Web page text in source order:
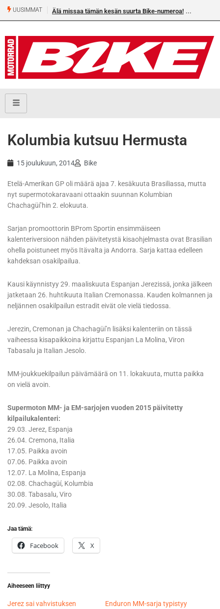
UUSIMMAT Älä missaa tämän kesän suurta Bike-numeroa!
Kolumbia kutsuu Hermusta
15 joulukuun, 2014 Bike
Etelä-Amerikan GP oli määrä ajaa 7. kesäkuuta Brasiliassa, mutta
nyt supermotokaravaani ottaakin suunnan Kolumbian
Chachagüí’hin 2. elokuuta.
Sarjan promoottorin BProm Sportin ensimmäiseen
kalenteriversioon nähden päivitetystä kisaohjelmasta ovat Brasilian
ohella poistuneet myös Itävalta ja Andorra. Sarja kattaa edelleen
kahdeksan osakilpailua.
Kausi käynnistyy 29. maaliskuuta Espanjan Jerezissä, jonka jälkeen
jatketaan 26. huhtikuuta Italian Cremonassa. Kauden kolmannen ja
neljännen osakilpailun estradit eivät ole vielä tiedossa.
Jerezin, Cremonan ja Chachagüí’n lisäksi kalenteriin on tässä
vaiheessa kisapaikkoina kirjattu Espanjan La Molina, Viron
Tabasalu ja Italian Jesolo.
MM-joukkuekilpailun päivämäärä on 11. lokakuuta, mutta paikka
on vielä avoin.
Supermoton MM- ja EM-sarjojen vuoden 2015 päivitetty
kilpailukalenteri:
29.03. Jerez, Espanja
26.04. Cremona, Italia
17.05. Paikka avoin
07.06. Paikka avoin
12.07. La Molina, Espanja
02.08. Chachagüí, Kolumbia
30.08. Tabasalu, Viro
20.09. Jesolo, Italia
Jaa tämä:
Facebook X
Aiheeseen liittyy
Jerez sai vahvistuksen
Enduron MM-sarja typistyy